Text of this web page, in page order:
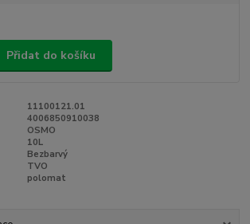
Přidat do košíku
11100121.01
4006850910038
OSMO
10L
Bezbarvý
TVO
polomat